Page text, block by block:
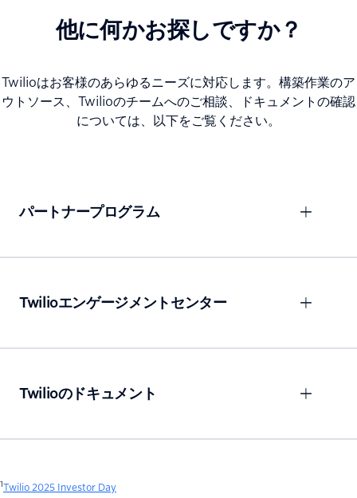
他に何かお探しですか？
Twilioはお客様のあらゆるニーズに対応します。構築作業のア
ウトソース、Twilioのチームへのご相談、ドキュメントの確認
については、以下をご覧ください。
パートナープログラム
Twilioエンゲージメントセンター
Twilioのドキュメント
1Twilio 2025 Investor Day